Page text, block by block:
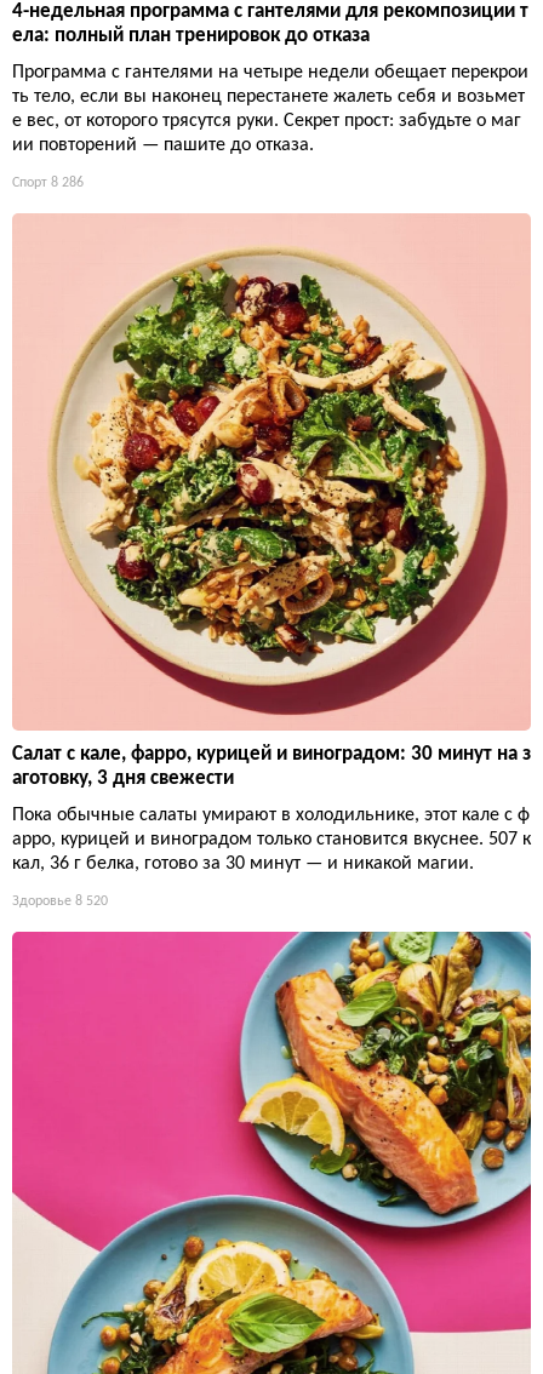
4-недельная программа с гантелями для рекомпозиции т
ела: полный план тренировок до отказа
Программа с гантелями на четыре недели обещает перекрои
ть тело, если вы наконец перестанете жалеть себя и возьмет
е вес, от которого трясутся руки. Секрет прост: забудьте о маг
ии повторений — пашите до отказа.
Спорт 8 286
Салат с кале, фарро, курицей и виноградом: 30 минут на з
аготовку, 3 дня свежести
Пока обычные салаты умирают в холодильнике, этот кале с ф
арро, курицей и виноградом только становится вкуснее. 507 к
кал, 36 г белка, готово за 30 минут — и никакой магии.
Здоровье 8 520